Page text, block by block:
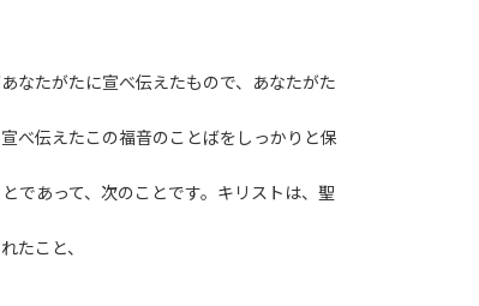
なたがたに宣べ伝えたもので、あなたがた
べ伝えたこの福音のことばをしっかりと保
であって、次のことです。キリストは、聖
たこと、